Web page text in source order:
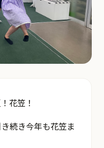
花笠！
続き今年も花笠ま